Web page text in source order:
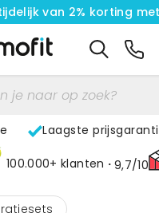
van 2% korting met
Laagste
100.000+ klanten 9,7/10